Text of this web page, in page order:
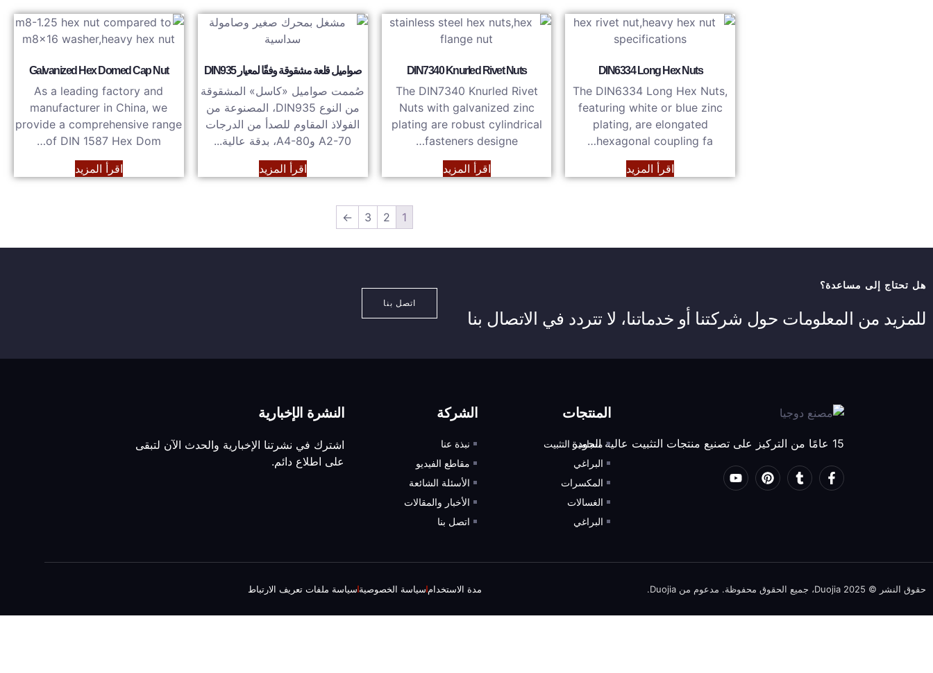
DIN6334 Long Hex Nuts
The DIN6334 Long Hex Nuts,
featuring white or blue zinc
plating, are elongated
hexagonal coupling fa…
اقرأ المزيد
DIN7340 Knurled Rivet Nuts
The DIN7340 Knurled Rivet
Nuts with galvanized zinc
plating are robust cylindrical
fasteners designe…
اقرأ المزيد
صواميل قلعة مشقوقة وفقًا لمعيار DIN935
صُممت صواميل «كاسل» المشقوقة
من النوع DIN935، المصنوعة من
الفولاذ المقاوم للصدأ من الدرجات
A2-70 وA4-80، بدقة عالية...
اقرأ المزيد
Galvanized Hex Domed Cap Nut
As a leading factory and
manufacturer in China, we
provide a comprehensive range
of DIN 1587 Hex Dom…
اقرأ المزيد
1
2
3
←
هل تحتاج إلى مساعدة؟
للمزيد من المعلومات حول شركتنا أو خدماتنا، لا تتردد في الاتصال بنا
اتصل بنا
15 عامًا من التركيز على تصنيع منتجات التثبيت عالية الجودة
المنتجات
مسامير التثبيت
البراغي
المكسرات
الغسالات
البراغي
الشركة
نبذة عنا
مقاطع الفيديو
الأسئلة الشائعة
الأخبار والمقالات
اتصل بنا
النشرة الإخبارية
اشترك في نشرتنا الإخبارية والحدث الآن لتبقى
على اطلاع دائم.
حقوق النشر © 2025 Duojia، جميع الحقوق محفوظة. مدعوم من Duojia. مدة الاستخدام سياسة الخصوصية سياسة ملفات تعريف الارتباط